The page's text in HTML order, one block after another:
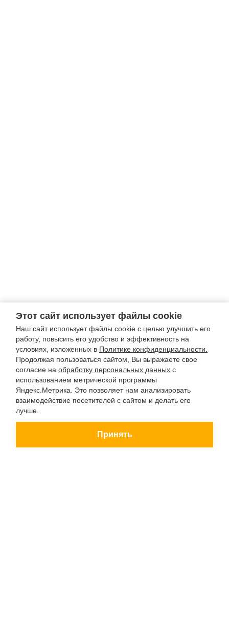
Разработка сайта —
Этот сайт использует файлы cookie
Наш сайт использует файлы cookie с целью улучшить его
работу, повысить его удобство и эффективность на
условиях, изложенных в Политике конфиденциальности.
Продолжая пользоваться сайтом, Вы выражаете свое
согласие на обработку персональных данных с
использованием метрической программы
Яндекс.Метрика. Это позволяет нам анализировать
взаимодействие посетителей с сайтом и делать его
лучше.
Принять